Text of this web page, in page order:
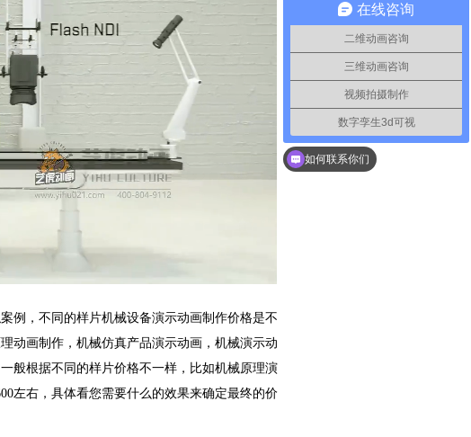
例，不同的样片机械设备演示动画制作价格是不
动画制作，机械仿真产品演示动画，机械演示动
般根据不同的样片价格不一样，比如机械原理演
左右，具体看您需要什么的效果来确定最终的价
在线咨询
二维动画咨询
三维动画咨询
视频拍摄制作
数字孪生3d可视
如何联系你们